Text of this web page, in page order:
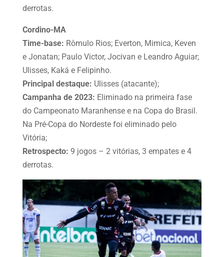
derrotas.
Cordino-MA
Time-base: Rômulo Rios; Everton, Mimica, Keven
e Jonatan; Paulo Victor, Jocivan e Leandro Aguiar;
Ulisses, Kaká e Felipinho.
Principal destaque: Ulisses (atacante);
Campanha de 2023: Eliminado na primeira fase
do Campeonato Maranhense e na Copa do Brasil.
Na Pré-Copa do Nordeste foi eliminado pelo
Vitória;
Retrospecto: 9 jogos – 2 vitórias, 3 empates e 4
derrotas.